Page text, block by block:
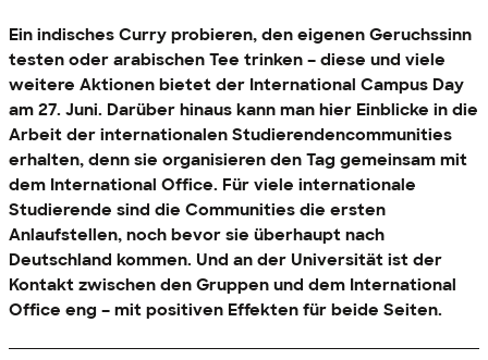
Ein indisches Curry probieren, den eigenen Geruchssinn
testen oder arabischen Tee trinken – diese und viele
weitere Aktionen bietet der International Campus Day
am 27. Juni. Darüber hinaus kann man hier Einblicke in die
Arbeit der internationalen Studierendencommunities
erhalten, denn sie organisieren den Tag gemeinsam mit
dem International Office. Für viele internationale
Studierende sind die Communities die ersten
Anlaufstellen, noch bevor sie überhaupt nach
Deutschland kommen. Und an der Universität ist der
Kontakt zwischen den Gruppen und dem International
Office eng – mit positiven Effekten für beide Seiten.